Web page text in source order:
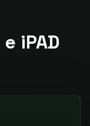
e iPAD